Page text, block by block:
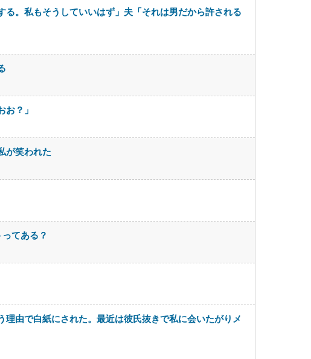
。私もそうしていいはず」夫「それは男だから許される
？」
が笑われた
てある？
由で白紙にされた。最近は彼氏抜きで私に会いたがりメ